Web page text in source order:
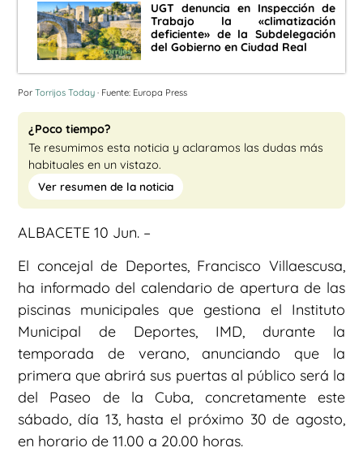
UGT denuncia en Inspección de
Trabajo la «climatización
deficiente» de la Subdelegación
del Gobierno en Ciudad Real
Por Torrijos Today · Fuente: Europa Press
¿Poco tiempo?
Te resumimos esta noticia y aclaramos las dudas más
habituales en un vistazo.
Ver resumen de la noticia
ALBACETE 10 Jun. –
El concejal de Deportes, Francisco Villaescusa,
ha informado del calendario de apertura de las
piscinas municipales que gestiona el Instituto
Municipal de Deportes, IMD, durante la
temporada de verano, anunciando que la
primera que abrirá sus puertas al público será la
del Paseo de la Cuba, concretamente este
sábado, día 13, hasta el próximo 30 de agosto,
en horario de 11.00 a 20.00 horas.